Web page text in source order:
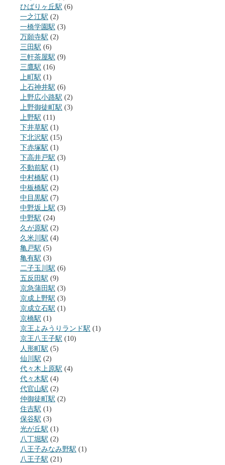
ひばりヶ丘駅 (6)
一之江駅 (2)
一橋学園駅 (3)
万願寺駅 (2)
三田駅 (6)
三軒茶屋駅 (9)
三鷹駅 (16)
上町駅 (1)
上石神井駅 (6)
上野広小路駅 (2)
上野御徒町駅 (3)
上野駅 (11)
下井草駅 (1)
下北沢駅 (15)
下赤塚駅 (1)
下高井戸駅 (3)
不動前駅 (1)
中村橋駅 (1)
中板橋駅 (2)
中目黒駅 (7)
中野坂上駅 (3)
中野駅 (24)
久が原駅 (2)
久米川駅 (4)
亀戸駅 (5)
亀有駅 (3)
二子玉川駅 (6)
五反田駅 (9)
京急蒲田駅 (3)
京成上野駅 (3)
京成立石駅 (1)
京橋駅 (1)
京王よみうりランド駅 (1)
京王八王子駅 (10)
人形町駅 (5)
仙川駅 (2)
代々木上原駅 (4)
代々木駅 (4)
代官山駅 (2)
仲御徒町駅 (2)
住吉駅 (1)
保谷駅 (3)
光が丘駅 (1)
八丁堀駅 (2)
八王子みなみ野駅 (1)
八王子駅 (21)